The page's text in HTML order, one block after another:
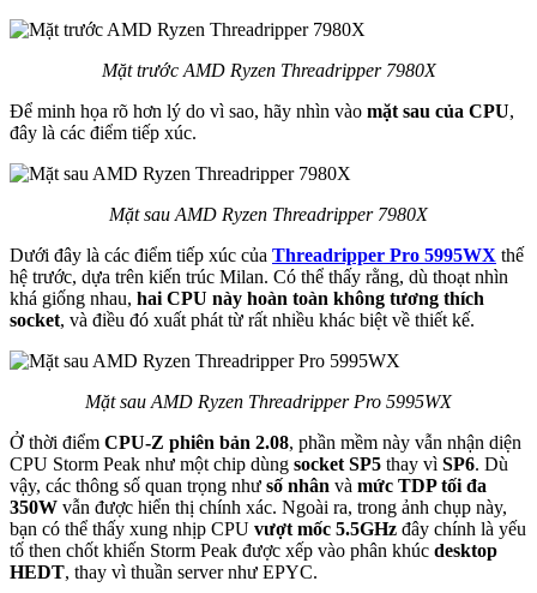
Mặt trước AMD Ryzen Threadripper 7980X
Để minh họa rõ hơn lý do vì sao, hãy nhìn vào mặt sau của CPU,
đây là các điểm tiếp xúc.
Mặt sau AMD Ryzen Threadripper 7980X
Dưới đây là các điểm tiếp xúc của Threadripper Pro 5995WX thế
hệ trước, dựa trên kiến trúc Milan. Có thể thấy rằng, dù thoạt nhìn
khá giống nhau, hai CPU này hoàn toàn không tương thích
socket, và điều đó xuất phát từ rất nhiều khác biệt về thiết kế.
Mặt sau AMD Ryzen Threadripper Pro 5995WX
Ở thời điểm CPU-Z phiên bản 2.08, phần mềm này vẫn nhận diện
CPU Storm Peak như một chip dùng socket SP5 thay vì SP6. Dù
vậy, các thông số quan trọng như số nhân và mức TDP tối đa
350W vẫn được hiển thị chính xác. Ngoài ra, trong ảnh chụp này,
bạn có thể thấy xung nhịp CPU vượt mốc 5.5GHz đây chính là yếu
tố then chốt khiến Storm Peak được xếp vào phân khúc desktop
HEDT, thay vì thuần server như EPYC.